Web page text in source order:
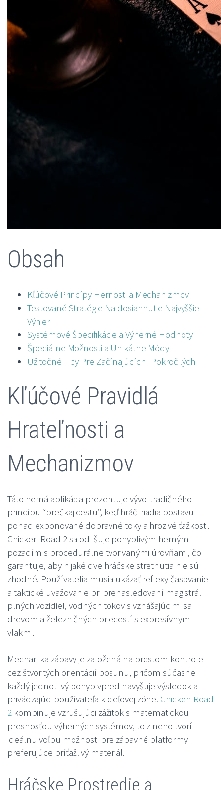
Obsah
Kľúčové Princípy Hernosti a Mechanizmov
Testované Stratégie Na dosiahnutie Najvyššie
Výhier
Systémové Špecifikácie a Výherné Hodnoty
Špeciálne Možnosti a Unikátne Módy
Užitočné Tipy Pre Začínajúcích i Pokročilých
Kľúčové Pravidlá
Hrateľnosti a
Mechanizmov
Táto herná aplikácia prezentuje vývoj tradičného
princípu “prečkaj cestu”, keď hráči riadia postavu
ponad exponované dopravné toky a hrozivé ťažkosti.
Chicken Road 2 sa odlišuje pohyblivým herným
pozadím s procedurálne tvorivanými úrovňami, čo
garantuje, aby nijaké dve hráčske stretnutia nie sú
zhodné. Používatelia musia ukázať reflexy časovanie
a taktické uvažovanie pri prenasledovaní magistrál
plných vozidiel, vodných tokov s vznášajúcimi sa
drevom a železničných priecestí s expresívnymi
vlakmi.
Mechanika zábavy je založená na prostom kontrole
cez štvoritých orientácií posunu, pričom súčasne
každý jednotlivý pohyb vpred navyšuje výsledok a
privádzajúci používateľa k cieľovej zóne. Chicken Road
2 kombinuje vzrušujúci zážitok s matematickou
presnosťou výherných systémov, to z neho tvorí
ideálnu voľbu možnosti pre zábavné platformy
preferujúce príťažlivý materiál.
Hráčske Prostredie a